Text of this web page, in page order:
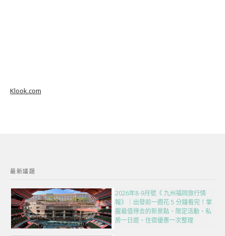
Klook.com
最新議題
2026年8-9月號《 九州福岡旅行情
報》｜出發前一週花 5 分鐘看完！掌
握最值得去的新景點、限定活動、私
房一日遊、住宿優惠一次整理